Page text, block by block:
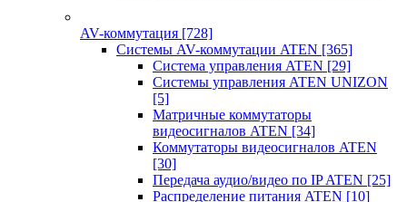
AV-коммутация [728]
Системы AV-коммутации ATEN [365]
Система управления ATEN [29]
Системы управления ATEN UNIZON
[5]
Матричные коммутаторы
видеосигналов ATEN [34]
Коммутаторы видеосигналов ATEN
[30]
Передача аудио/видео по IP ATEN [25]
Распределение питания ATEN [10]